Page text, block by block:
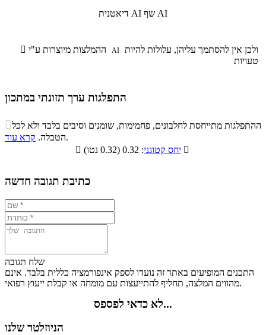
דיאטנית AI שף AI
 AI
טעויות
התפלגות ערך תזונתי במתכון
התפלגות ערך תזונתי במתכון
סיבים
תזונתיים
שומנים חלבונים
65.8%
ההתפלגות מתייחסת לחלבונים, פחמימות, שומנים וסיבים בלבד ולא לכל
הטבלה. קרא עוד
.

יחס קטוגני 
כתיבת תגובה חדשה
שלח תגובה
התכנים המופיעים באתר זה נועדו לספק אינפורמציה כללית בלבד. אינם
מהווים המלצה, תחליף להתייעצות עם מומחה או קבלת ייעוץ רפואי.
לא כדאי לפספס...
הניוזלטר שלנו